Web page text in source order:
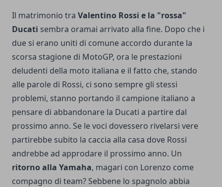
Il matrimonio tra Valentino Rossi e la "rossa"
Ducati sembra oramai arrivato alla fine. Dopo che i
due si erano uniti di comune accordo durante la
scorsa stagione di MotoGP, ora le prestazioni
deludenti della moto italiana e il fatto che, stando
alle parole di Rossi, ci sono sempre gli stessi
problemi, stanno portando il campione italiano a
pensare di abbandonare la Ducati a partire dal
prossimo anno. Se le voci dovessero rivelarsi vere
partirebbe subito la caccia alla casa dove Rossi
andrebbe ad approdare il prossimo anno. Un
ritorno alla Yamaha, magari con Lorenzo come
compagno di team? Sebbene lo spagnolo abbia